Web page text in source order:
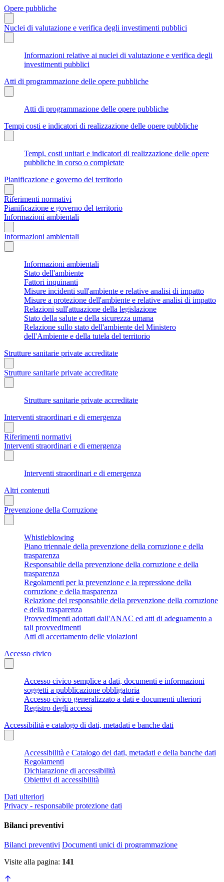
Opere pubbliche
Nuclei di valutazione e verifica degli investimenti pubblici
Informazioni relative ai nuclei di valutazione e verifica degli
investimenti pubblici
Atti di programmazione delle opere pubbliche
Atti di programmazione delle opere pubbliche
Tempi costi e indicatori di realizzazione delle opere pubbliche
Tempi, costi unitari e indicatori di realizzazione delle opere
pubbliche in corso o completate
Pianificazione e governo del territorio
Riferimenti normativi
Pianificazione e governo del territorio
Informazioni ambientali
Informazioni ambientali
Informazioni ambientali
Stato dell'ambiente
Fattori inquinanti
Misure incidenti sull'ambiente e relative analisi di impatto
Misure a protezione dell'ambiente e relative analisi di impatto
Relazioni sull'attuazione della legislazione
Stato della salute e della sicurezza umana
Relazione sullo stato dell'ambiente del Ministero
dell'Ambiente e della tutela del territorio
Strutture sanitarie private accreditate
Strutture sanitarie private accreditate
Strutture sanitarie private accreditate
Interventi straordinari e di emergenza
Riferimenti normativi
Interventi straordinari e di emergenza
Interventi straordinari e di emergenza
Altri contenuti
Prevenzione della Corruzione
Whistleblowing
Piano triennale della prevenzione della corruzione e della
trasparenza
Responsabile della prevenzione della corruzione e della
trasparenza
Regolamenti per la prevenzione e la repressione della
corruzione e della trasparenza
Relazione del responsabile della prevenzione della corruzione
e della trasparenza
Provvedimenti adottati dall'ANAC ed atti di adeguamento a
tali provvedimenti
Atti di accertamento delle violazioni
Accesso civico
Accesso civico semplice a dati, documenti e informazioni
soggetti a pubblicazione obbligatoria
Accesso civico generalizzato a dati e documenti ulteriori
Registro degli accessi
Accessibilità e catalogo di dati, metadati e banche dati
Accessibilità e Catalogo dei dati, metadati e della banche dati
Regolamenti
Dichiarazione di accessibilità
Obiettivi di accessibilità
Dati ulteriori
Privacy - responsabile protezione dati
Bilanci preventivi
Bilanci preventivi Documenti unici di programmazione
Visite alla pagina: 141